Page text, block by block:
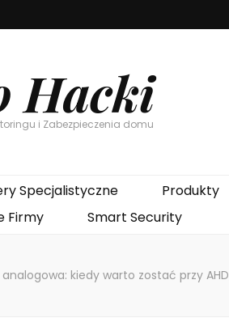
Hacki
i Zabezpieczenia domu
Specjalistyczne Produkty
Firmy
Smart Security
kiedy warto zostać przy